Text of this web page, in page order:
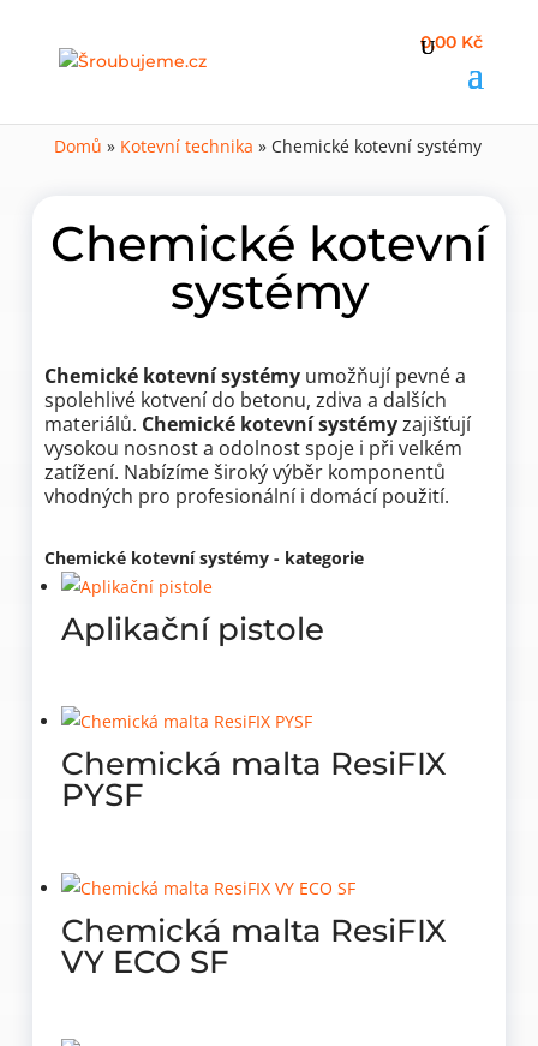
0,00 Kč
Domů » Kotevní technika » Chemické kotevní systémy
Chemické kotevní
systémy
Chemické kotevní systémy umožňují pevné a
spolehlivé kotvení do betonu, zdiva a dalších
materiálů. Chemické kotevní systémyzajišťují
vysokou nosnost a odolnost spoje i při velkém
zatížení. Nabízíme široký výběr komponentů
vhodných pro profesionální i domácí použití.
Chemické kotevní systémy - kategorie
Aplikační pistole
Chemická malta ResiFIX
PYSF
Chemická malta ResiFIX
VY ECO SF